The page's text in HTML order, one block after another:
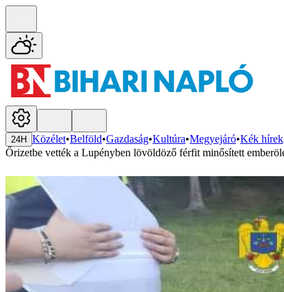
24H Közélet•Belföld•Gazdaság•Kultúra•Megyejáró•Kék hírek
Őrizetbe vették a Lupényben lövöldöző férfit minősített